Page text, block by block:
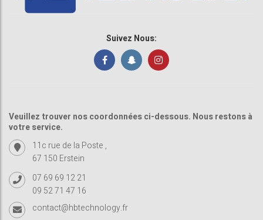
Suivez Nous:
Veuillez trouver nos coordonnées ci-dessous. Nous restons à
votre service.
11c rue de la Poste ,
67 150 Erstein
07 69 69 12 21
09 52 71 47 16
contact@hbtechnology.fr